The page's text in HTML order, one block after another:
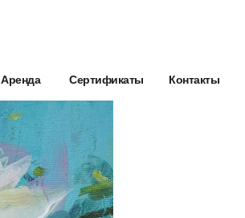
Контакты
Сертификаты
Аренда